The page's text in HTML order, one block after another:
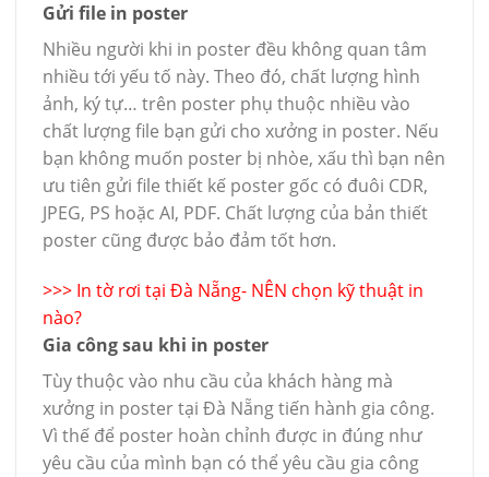
Gửi file in poster
Nhiều người khi in poster đều không quan tâm
nhiều tới yếu tố này. Theo đó, chất lượng hình
ảnh, ký tự… trên poster phụ thuộc nhiều vào
chất lượng file bạn gửi cho xưởng in poster. Nếu
bạn không muốn poster bị nhòe, xấu thì bạn nên
ưu tiên gửi file thiết kế poster gốc có đuôi CDR,
JPEG, PS hoặc AI, PDF. Chất lượng của bản thiết
poster cũng được bảo đảm tốt hơn.
>>> In tờ rơi tại Đà Nẵng- NÊN chọn kỹ thuật in
nào?
Gia công sau khi in poster
Tùy thuộc vào nhu cầu của khách hàng mà
xưởng in poster tại Đà Nẵng tiến hành gia công.
Vì thế để poster hoàn chỉnh được in đúng như
yêu cầu của mình bạn có thể yêu cầu gia công